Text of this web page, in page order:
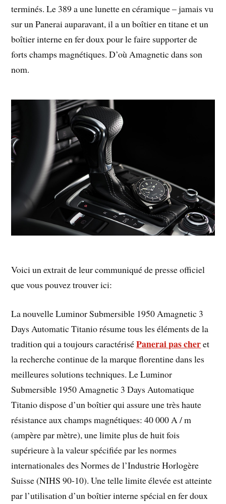
terminés. Le 389 a une lunette en céramique – jamais vu
sur un Panerai auparavant, il a un boîtier en titane et un
boîtier interne en fer doux pour le faire supporter de
forts champs magnétiques. D’où Amagnetic dans son
nom.
Voici un extrait de leur communiqué de presse officiel
que vous pouvez trouver ici:
La nouvelle Luminor Submersible 1950 Amagnetic 3
Days Automatic Titanio résume tous les éléments de la
tradition qui a toujours caractériséPanerai pas cheret
la recherche continue de la marque florentine dans les
meilleures solutions techniques. Le Luminor
Submersible 1950 Amagnetic 3 Days Automatique
Titanio dispose d’un boîtier qui assure une très haute
résistance aux champs magnétiques: 40 000 A / m
(ampère par mètre), une limite plus de huit fois
supérieure à la valeur spécifiée par les normes
internationales des Normes de l’Industrie Horlogère
Suisse (NIHS 90-10). Une telle limite élevée est atteinte
par l’utilisation d’un boîtier interne spécial en fer doux